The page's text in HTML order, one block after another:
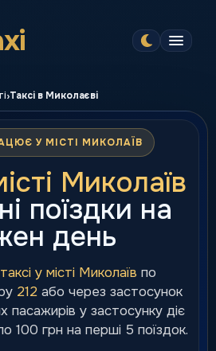
›Таксі в Миколаєві
У МІСТІ МИКОЛАЇВ
Миколаїв
поїздки на
день
таксі у місті Миколаїв по
212або через застосунок
пасажирів у застосунку діє
100 грн на перші 5 поїздок.